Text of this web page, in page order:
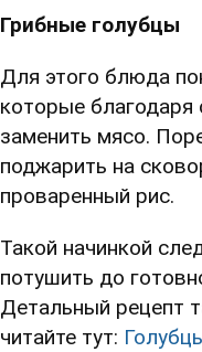
Грибные голубцы
Для этого блюда
которые
заменить мясо.
поджарить на
проваренный рис.
Такой начинкой
потушить до
Детальный рецепт
читайте тут: